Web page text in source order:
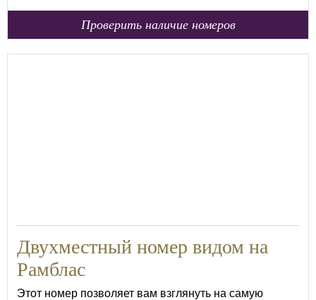
Проверить наличие номеров
Двухместный номер видом на
Рамблас
Этот номер позволяет вам взглянуть на самую